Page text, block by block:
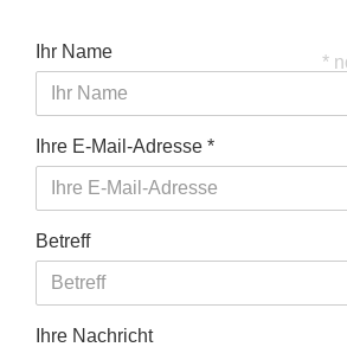
Ihr Name
Ihre E-Mail-Adresse
Betreff
Ihre Nachricht
*